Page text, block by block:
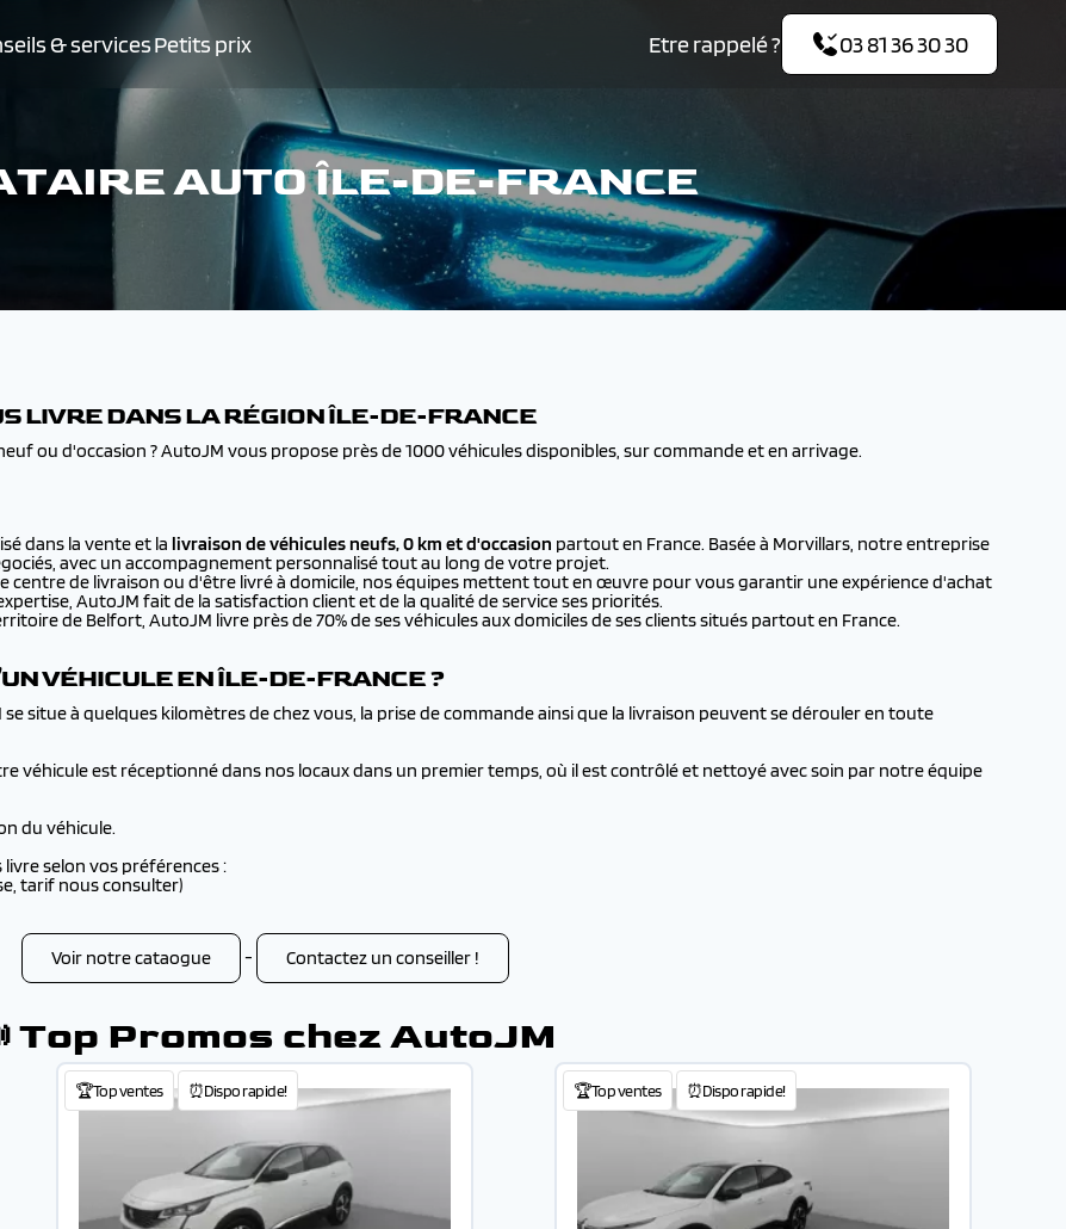
& servicesPetits prix Etre rappelé ? 03 81 36 30 30
AUTO ÎLE-DE-FRANCE
LIVRE DANS LA RÉGION ÎLE-DE-FRANCE
ou d'occasion ? AutoJM vous propose près de 1000 véhicules disponibles, sur commande et en arrivage.
dans la vente et la livraison de véhicules neufs, 0 km et d'occasion partout en France. Basée à Morvillars, notre entreprise
avec un accompagnement personnalisé tout au long de votre projet.
centre de livraison ou d'être livré à domicile, nos équipes mettent tout en œuvre pour vous garantir une expérience d'achat
AutoJM fait de la satisfaction client et de la qualité de service ses priorités.
de Belfort, AutoJM livre près de 70% de ses véhicules aux domiciles de ses clients situés partout en France.
VÉHICULE EN ÎLE-DE-FRANCE ?
situe à quelques kilomètres de chez vous, la prise de commande ainsi que la livraison peuvent se dérouler en toute
véhicule est réceptionné dans nos locaux dans un premier temps, où il est contrôlé et nettoyé avec soin par notre équipe
du véhicule.
selon vos préférences :
tarif nous consulter)
Voir notre cataogue - Contactez un conseiller !
Top Promos chez AutoJM
🏆Top ventes ⏰Dispo rapide! 🏆Top ventes ⏰Dispo rapide!